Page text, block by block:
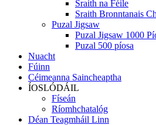
Sraith na Féile
Sraith Bronntanais
Puzal Jigsaw
Puzal Jigsaw 1000
Puzal 500 píosa
Nuacht
Fúinn
Céimeanna Saincheaptha
ÍOSLÓDÁIL
Físeán
Ríomhchatalóg
Déan Teagmháil Linn